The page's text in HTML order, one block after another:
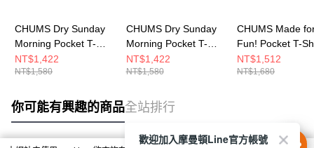
CHUMS Dry Sunday
Morning Pocket T-
Shirt 男 短袖上衣 白色
CH012761W001
NT$1,422
NT$1,580
CHUMS Dry Sunday
Morning Pocket T-
Shirt 男 短袖上衣 深藍
CH012761N001
NT$1,422
NT$1,580
CHUMS Made
Fun! Pocket T-
短袖上衣 米灰色
CH012746G057
NT$1,512
NT$1,680
你可能有興趣的商品全站排行
歡迎加入摩曼頓Line官方帳號